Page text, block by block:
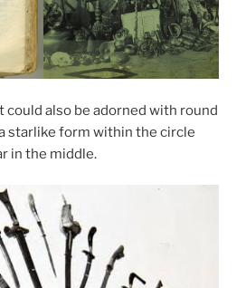
could also be adorned with round
starlike form within the circle
in the middle.